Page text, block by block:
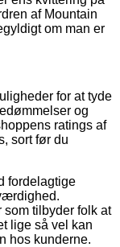
af Mountain
om man er
for at tyde
og
ratings af
sort før du
fordelagtige
som tilbyder folk at
lige så vel kan
hos kunderne.